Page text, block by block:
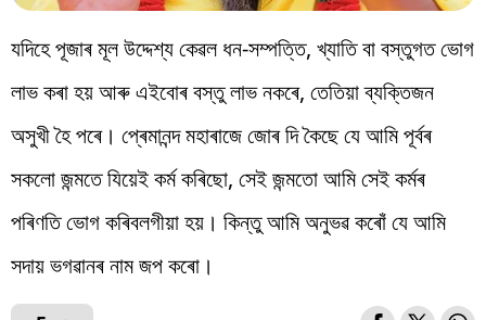
যদিহে পূজাৰ মূল উদ্দেশ্য কেৱল ধন-সম্পত্তি, খ্যাতি বা বস্তুগত ভোগ
লাভ কৰা হয় আৰু এইবোৰ বস্তু লাভ নকৰে, তেতিয়া ব্যক্তিজন
অসুখী হৈ পৰে। প্ৰেমানন্দ মহাৰাজে জোৰ দি কৈছে যে আমি পূৰ্বৰ
সকলো জন্মতে যিয়েই কৰ্ম কৰিছো, সেই জন্মতো আমি সেই কৰ্মৰ
পৰিণতি ভোগ কৰিবলগীয়া হয়। কিন্তু আমি অনুভৱ কৰোঁ যে আমি
সদায় ভগৱানৰ নাম জপ কৰো।